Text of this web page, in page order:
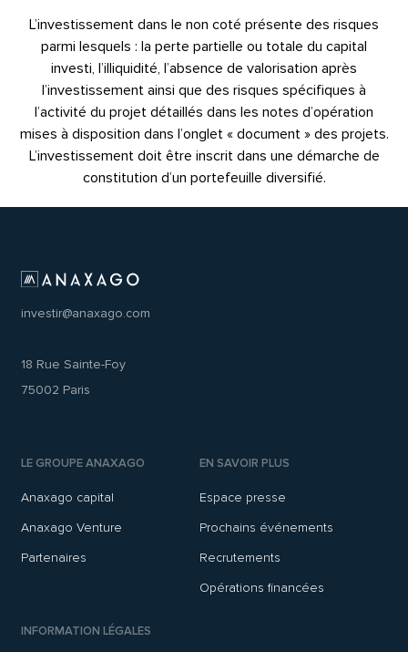
L’investissement dans le non coté présente des risques
parmi lesquels : la perte partielle ou totale du capital
investi, l’illiquidité, l’absence de valorisation après
l’investissement ainsi que des risques spécifiques à
l’activité du projet détaillés dans les notes d’opération
mises à disposition dans l’onglet « document » des projets.
L’investissement doit être inscrit dans une démarche de
constitution d’un portefeuille diversifié.
investir@anaxago.com
18 Rue Sainte-Foy
75002 Paris
LE GROUPE ANAXAGO
Anaxago capital
Anaxago Venture
Partenaires
EN SAVOIR PLUS
Espace presse
Prochains événements
Recrutements
Opérations financées
INFORMATION LÉGALES